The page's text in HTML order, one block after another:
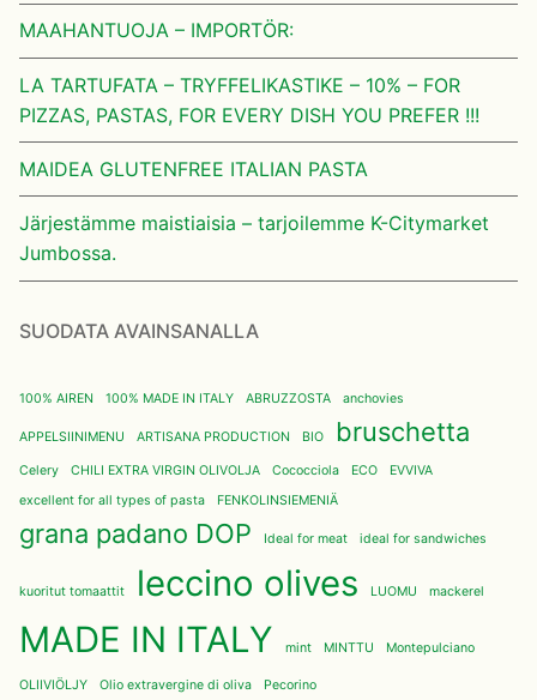
MAAHANTUOJA – IMPORTÖR:
LA TARTUFATA – TRYFFELIKASTIKE – 10% – FOR
PIZZAS, PASTAS, FOR EVERY DISH YOU PREFER !!!
MAIDEA GLUTENFREE ITALIAN PASTA
Järjestämme maistiaisia – tarjoilemme K-Citymarket
Jumbossa.
SUODATA AVAINSANALLA
100% AIREN 100% MADE IN ITALY ABRUZZOSTA anchovies
APPELSIINIMENU ARTISANA PRODUCTION BIO bruschetta
Celery CHILI EXTRA VIRGIN OLIVOLJA Cococciola ECO
EVVIVA
excellent for all types of pasta
FENKOLINSIEMENIÄ
grana padano DOP Ideal for meat ideal for sandwiches
kuoritut tomaattit leccino olives LUOMU mackerel
MADE IN ITALY mint MINTTU Montepulciano
OLIIVIÖLJY Olio extravergine di oliva Pecorino